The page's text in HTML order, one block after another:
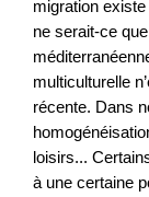
migration
ne serait-ce
multiculturelle
récente. Dans
loisirs...
à une certaine